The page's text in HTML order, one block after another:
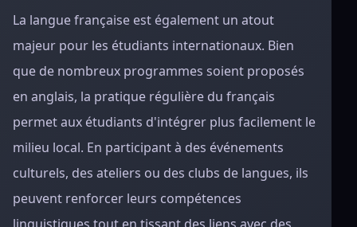
La langue française est également un atout
majeur pour les étudiants internationaux. Bien
que de nombreux programmes soient proposés
en anglais, la pratique régulière du français
permet aux étudiants d'intégrer plus facilement le
milieu local. En participant à des événements
culturels, des ateliers ou des clubs de langues, ils
peuvent renforcer leurs compétences